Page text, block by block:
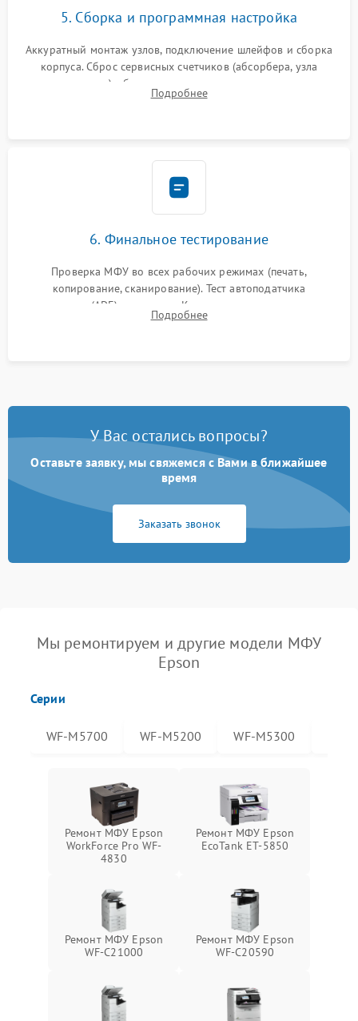
5. Сборка и программная настройка
Аккуратный монтаж узлов, подключение шлейфов и сборка
корпуса. Сброс сервисных счетчиков (абсорбера, узла
закрепления), обновление прошивки и программная
калибровка цветопередачи и позиционирования сканера.
Подробнее
6. Финальное тестирование
Проверка МФУ во всех рабочих режимах (печать,
копирование, сканирование). Тест автоподатчика
документов (ADF) и дуплекса. Контроль качества отпечатка
на отсутствие серого фона, полос и надежность запекания
Подробнее
У Вас остались вопросы?
Оставьте заявку, мы свяжемся с Вами в ближайшее
время
Заказать звонок
Мы ремонтируем и другие модели МФУ
Epson
Серии
WF-M5700 WF-M5200 WF-M5300
Ремонт МФУ Epson
WorkForce Pro WF-
4830
Ремонт МФУ Epson
EcoTank ET-5850
Ремонт МФУ Epson
WF-C21000
Ремонт МФУ Epson
WF-C20590